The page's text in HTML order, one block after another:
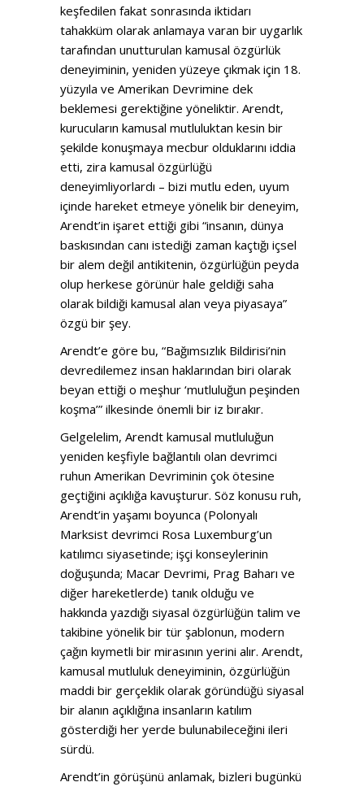
keşfedilen fakat sonrasında iktidarı
tahakküm olarak anlamaya varan bir uygarlık
tarafından unutturulan kamusal özgürlük
deneyiminin, yeniden yüzeye çıkmak için 18.
yüzyıla ve Amerikan Devrimine dek
beklemesi gerektiğine yöneliktir. Arendt,
kurucuların kamusal mutluluktan kesin bir
şekilde konuşmaya mecbur olduklarını iddia
etti, zira kamusal özgürlüğü
deneyimliyorlardı – bizi mutlu eden, uyum
içinde hareket etmeye yönelik bir deneyim,
Arendt’in işaret ettiği gibi “insanın, dünya
baskısından canı istediği zaman kaçtığı içsel
bir alem değil antikitenin, özgürlüğün peyda
olup herkese görünür hale geldiği saha
olarak bildiği kamusal alan veya piyasaya”
özgü bir şey.
Arendt’e göre bu, “Bağımsızlık Bildirisi’nin
devredilemez insan haklarından biri olarak
beyan ettiği o meşhur ‘mutluluğun peşinden
koşma’” ilkesinde önemli bir iz bırakır.
Gelgelelim, Arendt kamusal mutluluğun
yeniden keşfiyle bağlantılı olan devrimci
ruhun Amerikan Devriminin çok ötesine
geçtiğini açıklığa kavuşturur. Söz konusu ruh,
Arendt’in yaşamı boyunca (Polonyalı
Marksist devrimci Rosa Luxemburg’un
katılımcı siyasetinde; işçi konseylerinin
doğuşunda; Macar Devrimi, Prag Baharı ve
diğer hareketlerde) tanık olduğu ve
hakkında yazdığı siyasal özgürlüğün talim ve
takibine yönelik bir tür şablonun, modern
çağın kıymetli bir mirasının yerini alır. Arendt,
kamusal mutluluk deneyiminin, özgürlüğün
maddi bir gerçeklik olarak göründüğü siyasal
bir alanın açıklığına insanların katılım
gösterdiği her yerde bulunabileceğini ileri
sürdü.
Arendt’in görüşünü anlamak, bizleri bugünkü